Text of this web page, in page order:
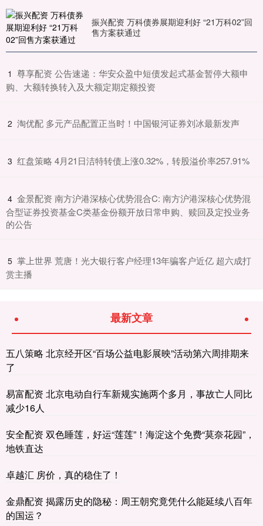
振兴配资 万科债券展期迎利好 “21万科02”回
售方案获通过
1 ​尊享配资 公告速递：华安众盈中短债发起式基金暂停大额申
购、大额转换转入及大额定期定额投资
2 ​淘优配 多元产品配置正当时！中国银河证券刘冰最新发声
3 ​红盘策略 4月21日洁特转债上涨0.32%，转股溢价率257.91%
4 ​金景配资 南方沪港深核心优势混合C: 南方沪港深核心优势混
合型证券投资基金C类基金份额开放日常申购、赎回及定投业务
的公告
5 ​掌上世界 荒唐！光大银行客户经理13年骗客户近亿 超六成打
赏主播
最新文章
五八策略 北京经开区“百场公益电影展映”活动第六周排期来
了
易富配资 北京电动自行车新规实施两个多月，事故亡人同比
减少16人
安全配资 双色睡莲，好运“莲莲”！海淀这个免费“莫奈花园”，
地铁直达
卓越汇 房价，真的稳住了！
金鼎配资 揭露历史的隐秘：周王朝究竟凭什么能延续八百年
的国运？